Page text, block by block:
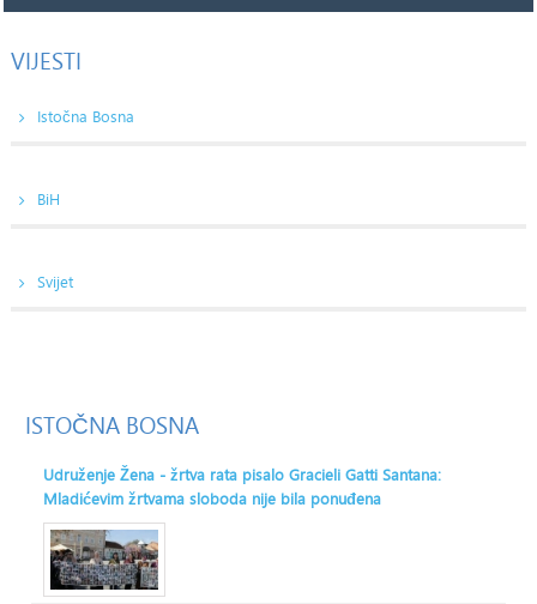
VIJESTI
Istočna Bosna
BiH
Svijet
ISTOČNA BOSNA
Udruženje Žena - žrtva rata pisalo Gracieli Gatti Santana:
Mladićevim žrtvama sloboda nije bila ponuđena